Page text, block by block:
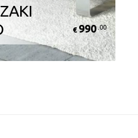
€ 990.00